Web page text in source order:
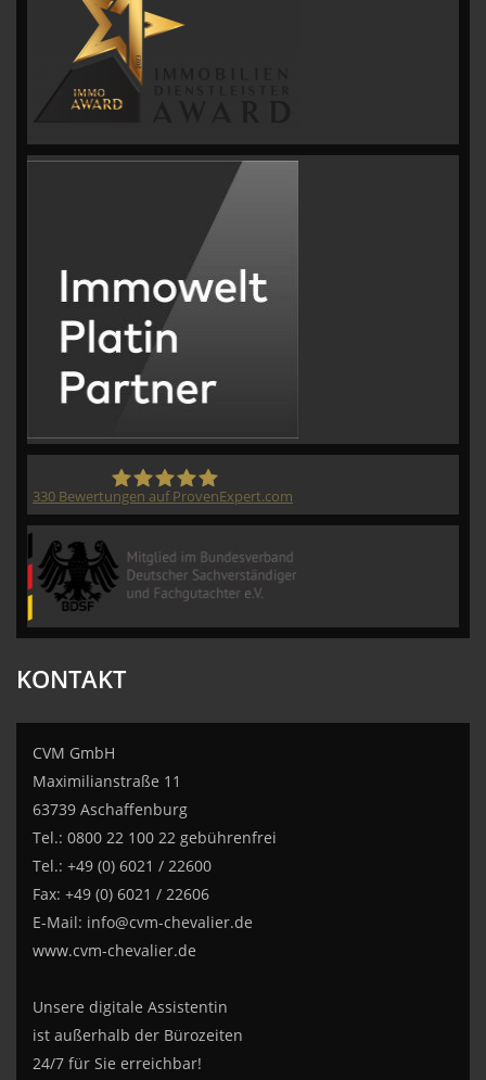
330 Bewertungen auf ProvenExpert.com
KONTAKT
CVM GmbH
Maximilianstraße 11
63739 Aschaffenburg
Tel.: 0800 22 100 22 gebührenfrei
Tel.: +49 (0) 6021 / 22600
Fax: +49 (0) 6021 / 22606
E-Mail: info@cvm-chevalier.de
www.cvm-chevalier.de
Unsere digitale Assistentin
ist außerhalb der Bürozeiten
24/7 für Sie erreichbar!